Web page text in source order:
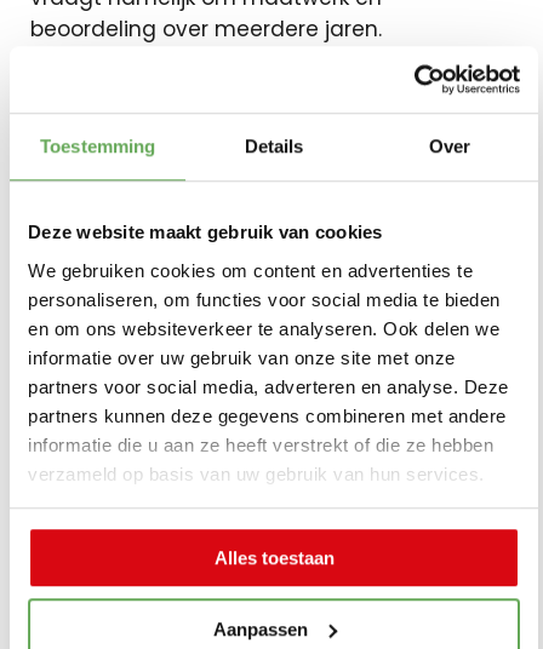
Toestemming Details Over
Deze website maakt gebruik van cookies
We gebruiken cookies om content en advertenties te
personaliseren, om functies voor social media te bieden
en om ons websiteverkeer te analyseren. Ook delen we
informatie over uw gebruik van onze site met onze
partners voor social media, adverteren en analyse. Deze
partners kunnen deze gegevens combineren met andere
informatie die u aan ze heeft verstrekt of die ze hebben
verzameld op basis van uw gebruik van hun services.
Alles toestaan
Aanpassen
beoordeling over meerdere jaren.
startersregelingen of schenkingen vanuit
familie worden online vaak beperkt
meegenomen.
Daardoor denken veel mensen dat er minder
mogelijk is dan uiteindelijk blijkt tijdens een
persoonlijk gesprek.
De laagste rente online
vertelt niet het hele
verhaal
Veel websites tonen direct de laagste
hypotheekrentes. Dat lijkt aantrekkelijk, maar